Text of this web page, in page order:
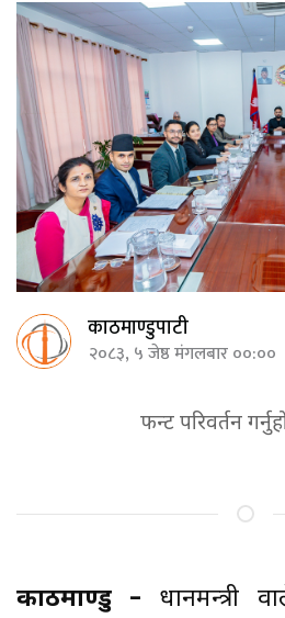
काठमाण्डुपाटी
२०८३, ५ जेष्ठ मंगलबार
फन्ट परिवर्तन
काठमाण्डु – प्रधानमन्त्री